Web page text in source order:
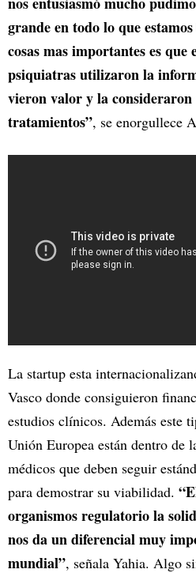
grande en todo lo que
cosas mas importantes es que
psiquiatras utilizaron la
vieron valor y la
tratamientos”, se enorgullece
La startup esta
Vasco donde consiguieron
estudios clínicos. Además este
Unión Europea están dentro de
médicos que deben seguir
para demostrar su viabilidad.
organismos regulatorio la
nos da un diferencial muy
mundial”, señala Yahia. Algo